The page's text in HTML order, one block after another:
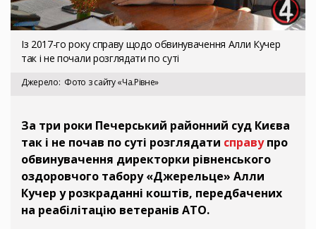
Із 2017-го року справу щодо обвинувачення Алли Кучер
так і не почали розглядати по суті
Джерело Фото з сайту «Ча.Рівне»
За три роки Печерський районний суд Києва
так і не почав по суті розглядати справупро
обвинувачення директорки рівненського
оздоровчого табору «Джерельце» Алли
Кучер у розкраданні коштів, передбачених
на реабілітацію ветеранів АТО.